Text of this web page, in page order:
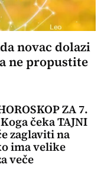
novac dolazi
ne propustite
ZA 7.
čeka TAJNI
zaglaviti na
ima velike
veče